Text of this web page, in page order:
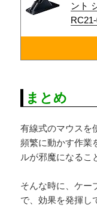
ント
まとめ
有線式のマウスを
頻繁に動かす作業
ルが邪魔になるこ
そんな時に、ケー
で、効果を発揮し